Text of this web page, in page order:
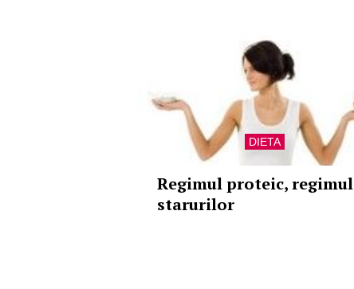
DIETA
Regimul proteic, regimul
starurilor